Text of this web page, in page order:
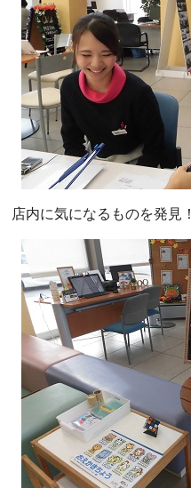
店内に気になるものを発見！